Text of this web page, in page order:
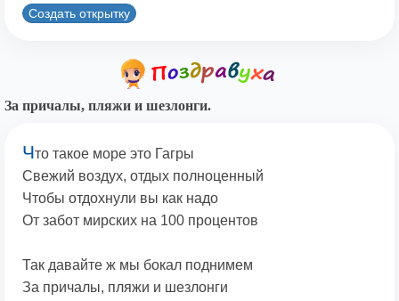
Создать открытку
За причалы, пляжи и шезлонги.
Что такое море это Гагры
Свежий воздух, отдых полноценный
Чтобы отдохнули вы как надо
От забот мирских на 100 процентов
Так давайте ж мы бокал поднимем
За причалы, пляжи и шезлонги